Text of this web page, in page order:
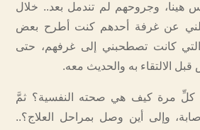
هينا، وجروحهم لم تندمل بعد.. خلال
عن غرفة أحدهم كنت أطرح بعض
التي كانت تصطحبني إلى غرفهم، حتى
الالتقاء به والحديث معه.
كلِّ مرة كيف هي صحته النفسية؟ ثمَّ
وإلى أين وصل بمراحل العلاج؟..